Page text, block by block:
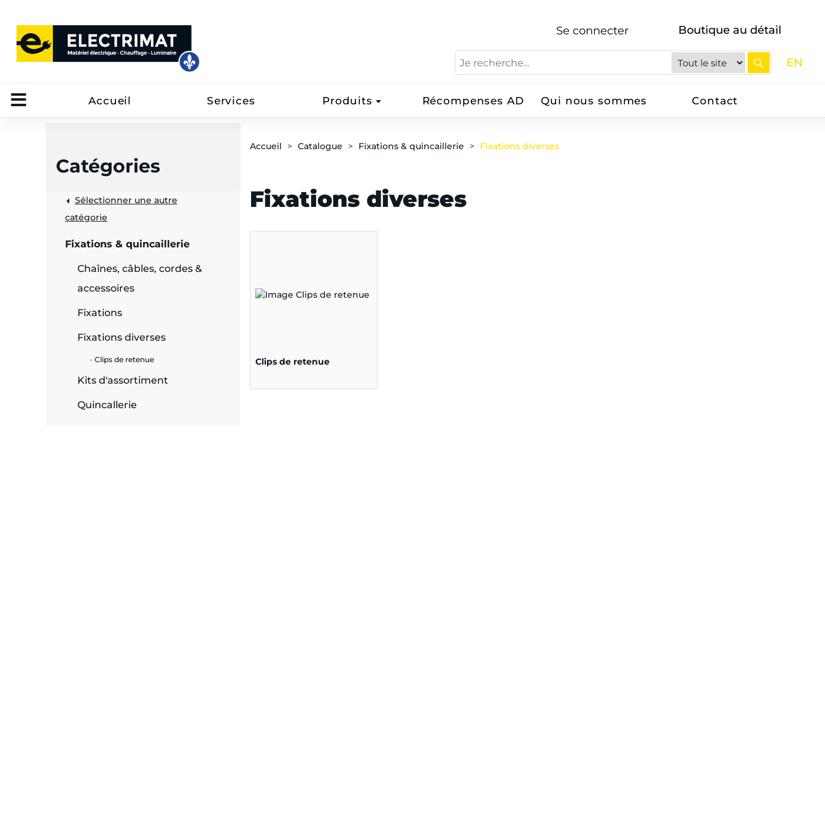
Se connecter Boutique au détail
EN
Accueil Services Produits Récompenses AD Qui nous sommes Contact
Catégories
Sélectionner une autre
catégorie
Fixations & quincaillerie
Chaînes, câbles, cordes &
accessoires
Fixations
Fixations diverses
Clips de retenue
Kits d'assortiment
Quincallerie
Accueil Catalogue Fixations & quincaillerie Fixations diverses
Fixations diverses
Clips de retenue